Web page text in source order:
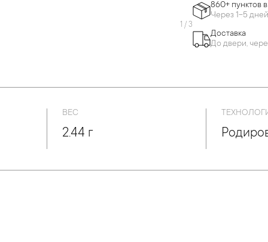
1 / 3
860+ пунктов
Через 1-5 дней
Доставка
До двери,
ВЕС
2.44 г